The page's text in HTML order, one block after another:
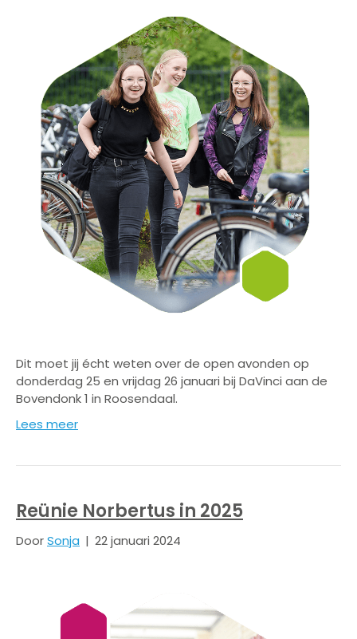
Dit moet jij écht weten over de open avonden op
donderdag 25 en vrijdag 26 januari bij DaVinci aan de
Bovendonk 1 in Roosendaal.
Lees meer
Reünie Norbertus in 2025
DoorSonja | 22 januari 2024